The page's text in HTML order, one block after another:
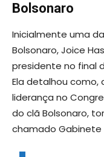
Bolsonaro
Inicialmente uma
Bolsonaro, Joice
presidente no final
Ela detalhou como,
liderança no
do clã Bolsonaro,
chamado Gabinete